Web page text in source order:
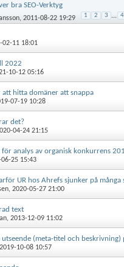
bra SEO-Verktyg
, 2011-08-22 19:29 1 2 3 ... 4
02-11 18:01
2022
10-12 05:16
hitta domäner att snappa
07-19 10:28
det?
04-24 21:15
för analys av organisk konkurrens
06-25 15:43
UR hos Ahrefs sjunker på många
, 2020-05-27 21:00
text
, 2013-12-09 11:02
(meta-titel och beskrivning)
10-08 10:57